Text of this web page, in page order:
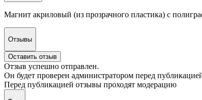
Магнит акриловый (из прозрачного пластика) с
Отзывы
Оставить отзыв
Отзыв успешно отправлен.
Он будет проверен администратором перед
Перед публикацией отзывы проходят модерацию